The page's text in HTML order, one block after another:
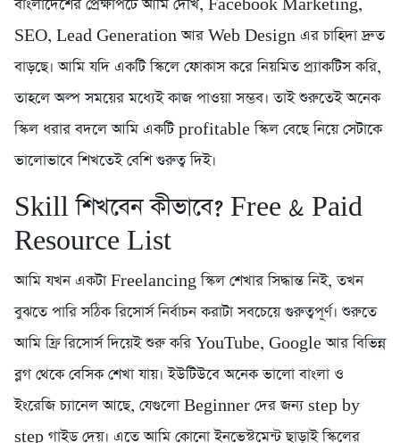
বাংলাদেশের প্রেক্ষাপটে আমি দেখি, Facebook Marketing,
SEO, Lead Generation আর Web Design এর চাহিদা দ্রুত
বাড়ছে। আমি যদি একটি স্কিলে ফোকাস করে নিয়মিত প্র্যাকটিস করি,
তাহলে অল্প সময়ের মধ্যেই কাজ পাওয়া সম্ভব। তাই শুরুতেই অনেক
স্কিল ধরার বদলে আমি একটি profitable স্কিল বেছে নিয়ে সেটাকে
ভালোভাবে শিখতেই বেশি গুরুত্ব দিই।
Skill শিখবেন কীভাবে? Free & Paid
Resource List
আমি যখন একটা Freelancing স্কিল শেখার সিদ্ধান্ত নিই, তখন
বুঝতে পারি সঠিক রিসোর্স নির্বাচন করাটা সবচেয়ে গুরুত্বপূর্ণ। শুরুতে
আমি ফ্রি রিসোর্স দিয়েই শুরু করি YouTube, Google আর বিভিন্ন
ব্লগ থেকে বেসিক শেখা যায়। ইউটিউবে অনেক ভালো বাংলা ও
ইংরেজি চ্যানেল আছে, যেগুলো Beginner দের জন্য step by
step গাইড দেয়। এতে আমি কোনো ইনভেস্টমেন্ট ছাড়াই স্কিলের